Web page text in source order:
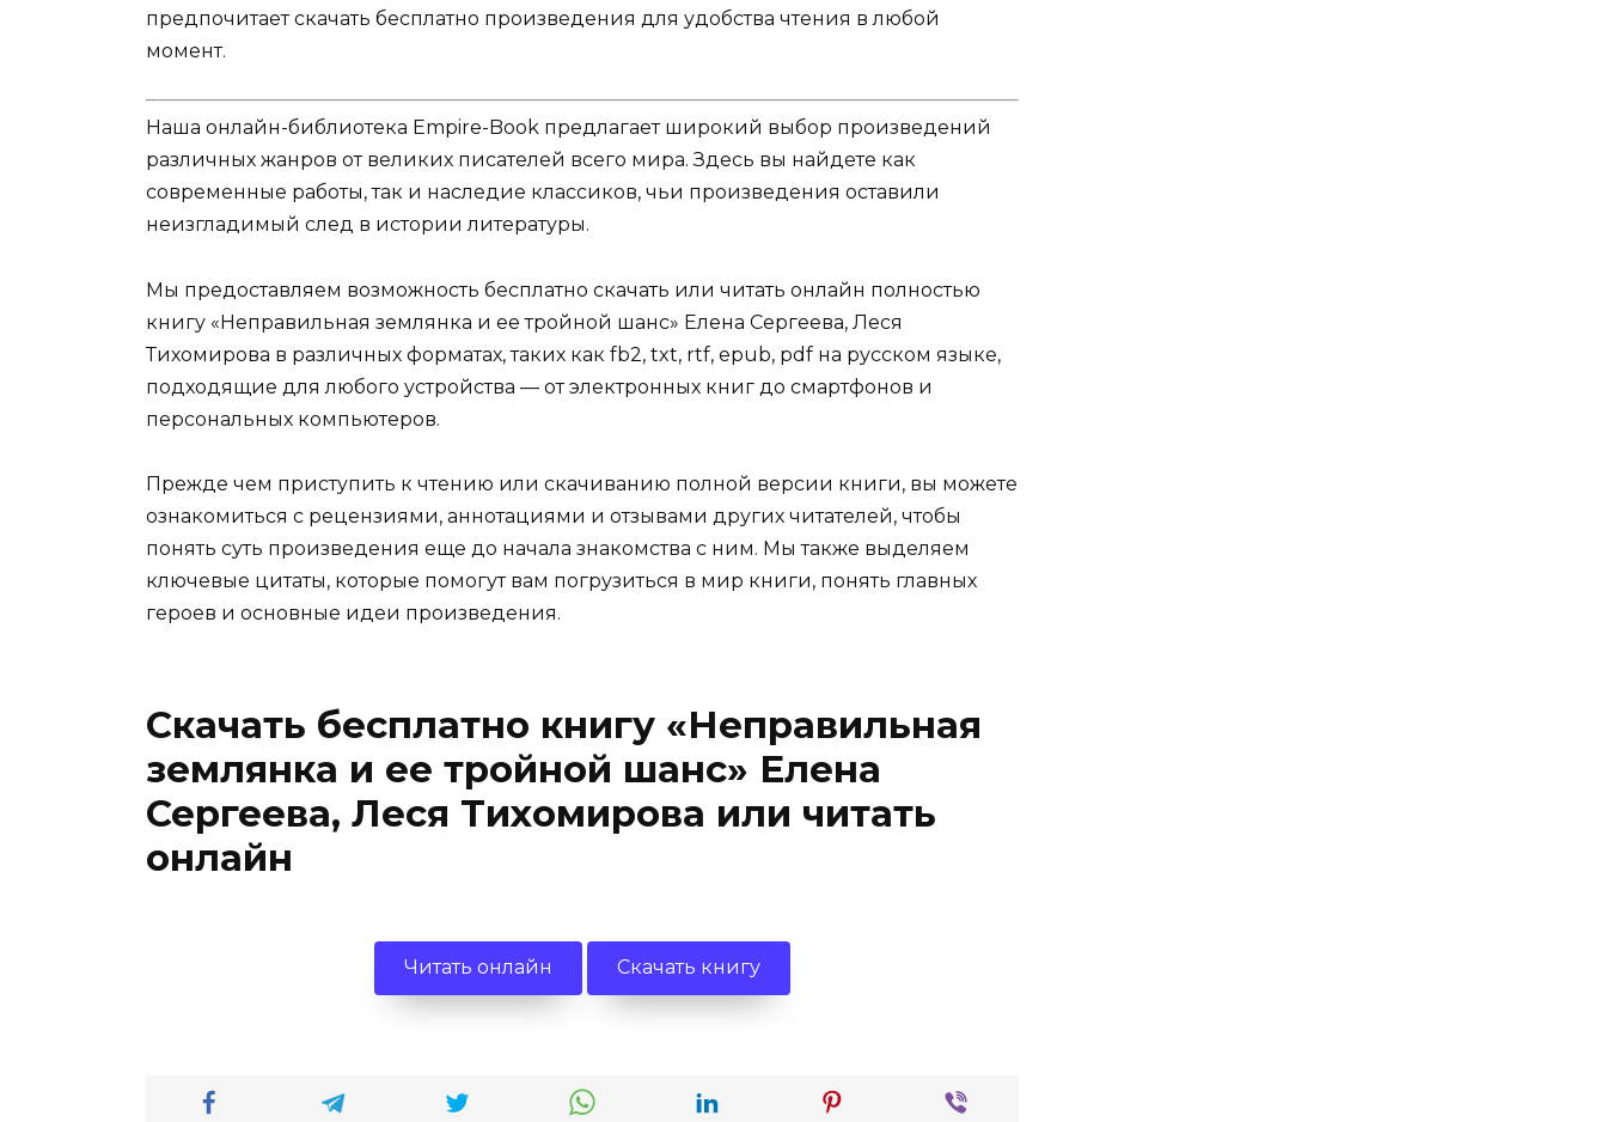
предпочитает скачать бесплатно произведения для удобства чтения в любой
момент.
Наша онлайн-библиотека Empire-Book предлагает широкий выбор произведений
различных жанров от великих писателей всего мира. Здесь вы найдете как
современные работы, так и наследие классиков, чьи произведения оставили
неизгладимый след в истории литературы.
Мы предоставляем возможность бесплатно скачать или читать онлайн полностью
книгу «Неправильная землянка и ее тройной шанс» Елена Сергеева, Леся
Тихомирова в различных форматах, таких как fb2, txt, rtf, epub, pdf на русском языке,
подходящие для любого устройства — от электронных книг до смартфонов и
персональных компьютеров.
Прежде чем приступить к чтению или скачиванию полной версии книги, вы можете
ознакомиться с рецензиями, аннотациями и отзывами других читателей, чтобы
понять суть произведения еще до начала знакомства с ним. Мы также выделяем
ключевые цитаты, которые помогут вам погрузиться в мир книги, понять главных
героев и основные идеи произведения.
Скачать бесплатно книгу «Неправильная
землянка и ее тройной шанс» Елена
Сергеева, Леся Тихомирова или читать
онлайн
Читать онлайн Скачать книгу